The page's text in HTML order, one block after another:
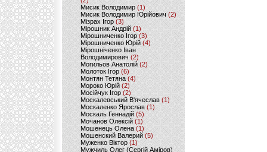
Мисик Володимир (1)
Мисик Володимир Юрійович(2)
Мізрах Ігор(3)
Мірошник Андрій(1)
Мірошниченко Ігор (3)
Мірошниченко Юрій(4)
Мірошніченко Іван
Володимирович (2)
Могильов Анатолій (2)
Молоток Ігор (6)
Монтян Тетяна (4)
Мороко Юрій(2)
Мосійчук Ігор (2)
Москалевський В'ячеслав (1)
Москаленко Ярослав (1)
Москаль Геннадій (5)
Мочанов Олексій(1)
Мошенець Олена(1)
Мошенский Валерий (5)
Муженко Віктор (1)
Мужчиль Олег (Сергій Аміров)